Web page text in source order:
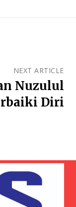
NEXT ARTICLE
Nuzulul
Diri